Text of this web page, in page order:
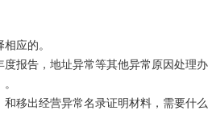
应的。
报告，地址异常等其他异常原因处理办
移出经营异常名录证明材料，需要什